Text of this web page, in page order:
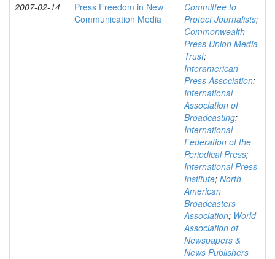
2007-02-14
Press Freedom in New
Communication Media
Committee to
Protect Journalists;
Commonwealth
Press Union Media
Trust;
Interamerican
Press Association;
International
Association of
Broadcasting;
International
Federation of the
Periodical Press;
International Press
Institute; North
American
Broadcasters
Association; World
Association of
Newspapers &
News Publishers